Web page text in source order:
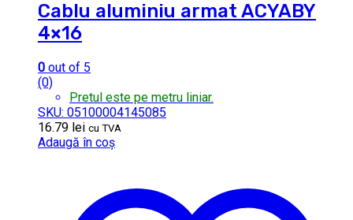
Cablu aluminiu armat ACYABY
4×16
0 out of 5
(0)
Pretul este pe metru liniar.
SKU: 05100004145085
16.79 lei cu TVA
Adaugă în coș